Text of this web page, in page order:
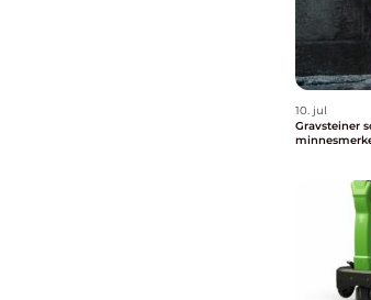
10. jul
Gravsteiner